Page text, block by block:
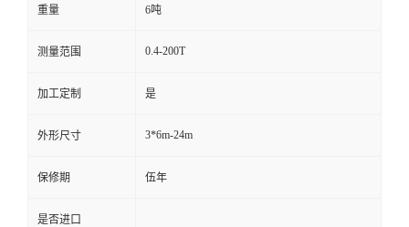
重量 6吨
测量范围 0.4-200T
加工定制 是
外形尺寸 3*6m-24m
保修期 伍年
是否进口